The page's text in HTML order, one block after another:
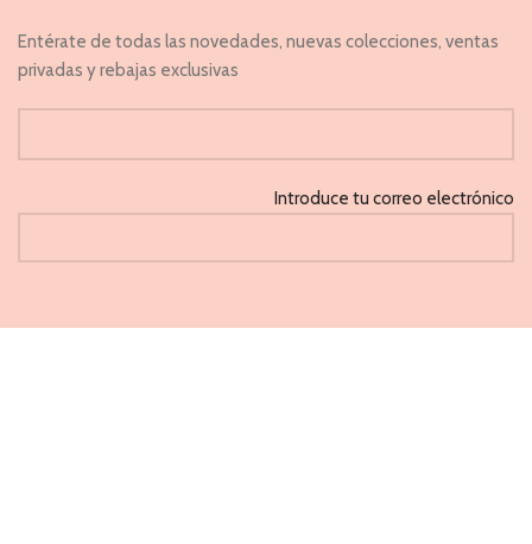
Entérate de todas las novedades, nuevas colecciones, ventas
privadas y rebajas exclusivas
Introduce tu correo electrónico